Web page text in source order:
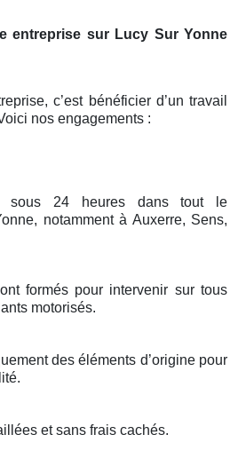
entreprise sur Lucy Sur Yonne
c’est bénéficier d’un travail
nos engagements :
sous 24 heures dans tout le
notamment à Auxerre, Sens,
formés pour intervenir sur tous
motorisés.
des éléments d’origine pour
et sans frais cachés.